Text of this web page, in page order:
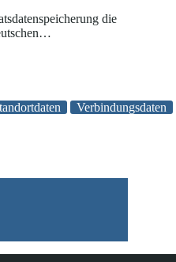
die
Verbindungsdaten